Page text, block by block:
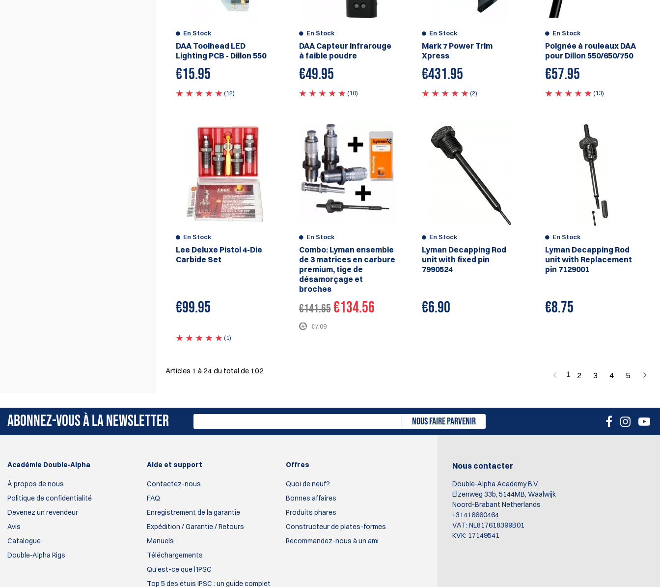
En Stock
DAA Toolhead LED
Lighting PCB - Dillon 550
€15.95
(12)
En Stock
DAA Capteur infrarouge
à faible poudre
€49.95
(10)
En Stock
Mark 7 Power Trim
Xpress
€431.95
(2)
En Stock
Poignée à rouleaux DAA
pour Dillon 550/650/750
€57.95
(13)
En Stock
Lee Deluxe Pistol 4-Die
Carbide Set
€99.95
(1)
En Stock
Combo: Lyman ensemble
de 3 matrices en carbure
premium, tige de
désamorçage et
broches
€141.65€134.56
€7.09
En Stock
Lyman Decapping Rod
unit with fixed pin
7990524
€6.90
En Stock
Lyman Decapping Rod
unit with Replacement
pin 7129001
€8.75
Articles 1 à 24 du total de 102 1 2 3 4 5
ABONNEZ-VOUS À LA NEWSLETTER NOUS FAIRE PARVENIR
Académie Double-Alpha
À propos de nous
Politique de confidentialité
Devenez un revendeur
Avis
Catalogue
Double-Alpha Rigs
Aide et support
Contactez-nous
FAQ
Enregistrement de la garantie
Expédition / Garantie / Retours
Manuels
Téléchargements
Qu'est-ce que l'IPSC
Top 5 des étuis IPSC : un guide complet
Offres
Quoi de neuf?
Bonnes affaires
Produits phares
Constructeur de plates-formes
Recommandez-nous à un ami
Nous contacter
Double-Alpha Academy B.V.
Elzenweg 33b, 5144MB, Waalwijk
Noord-Brabant Netherlands
+31416660464
VAT: NL817618399B01
KVK: 17149541